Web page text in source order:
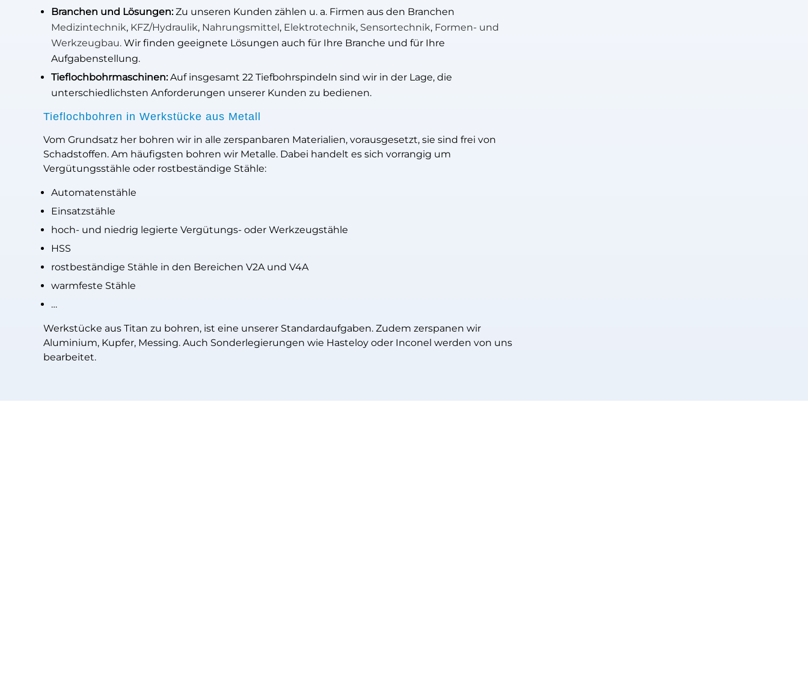
Branchen und Lösungen:Zu unseren Kunden zählen u. a. Firmen aus den Branchen
Medizintechnik, KFZ/Hydraulik, Nahrungsmittel , Elektrotechnik, Sensortechnik, Formen- und
Werkzeugbau. Wir finden geeignete Lösungen auch für Ihre Branche und für Ihre
Aufgabenstellung.
Tieflochbohrmaschinen:Auf insgesamt 22 Tiefbohrspindeln sind wir in der Lage, die
unterschiedlichsten Anforderungen unserer Kunden zu bedienen.
Tieflochbohren in Werkstücke aus Metall
Vom Grundsatz her bohren wir in alle zerspanbaren Materialien, vorausgesetzt, sie sind frei von
Schadstoffen. Am häufigsten bohren wir Metalle. Dabei handelt es sich vorrangig um
Vergütungsstähle oder rostbeständige Stähle:
Automatenstähle
Einsatzstähle
hoch- und niedrig legierte Vergütungs- oder Werkzeugstähle
HSS
rostbeständige Stähle in den Bereichen V2A und V4A
warmfeste Stähle
…
Werkstücke aus Titan zu bohren, ist eine unserer Standardaufgaben. Zudem zerspanen wir
Aluminium, Kupfer, Messing. Auch Sonderlegierungen wie Hasteloy oder Inconel werden von uns
bearbeitet.